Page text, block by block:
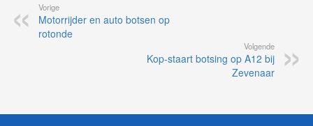
Vorige
Motorrijder en auto botsen op
rotonde
Volgende
Kop-staart botsing op A12 bij
Zevenaar